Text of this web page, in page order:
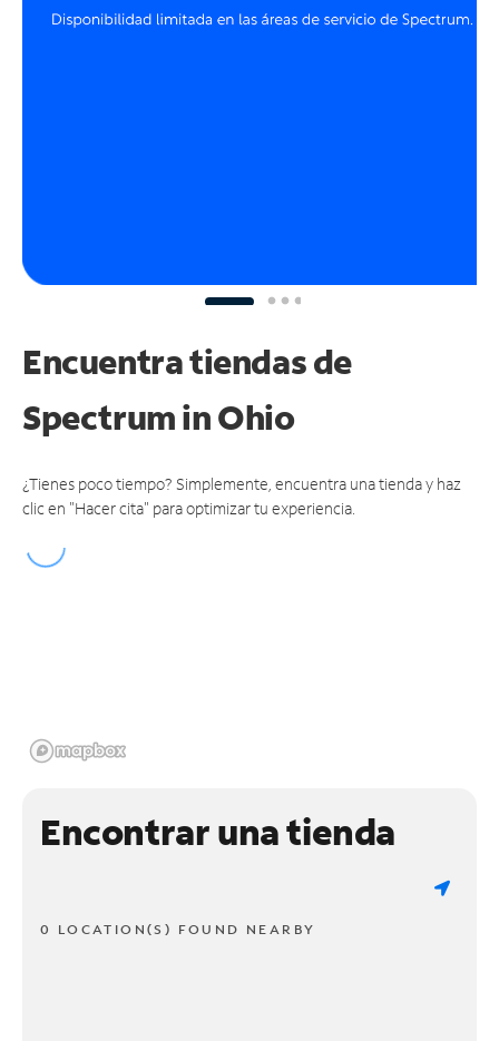
Encuentra tiendas de
Spectrumin Ohio
¿Tienes poco tiempo? Simplemente, encuentra una tienda y haz
clic en "Hacer cita" para optimizar tu experiencia.
Encontrar una tienda
0 LOCATION(S) FOUND NEARBY